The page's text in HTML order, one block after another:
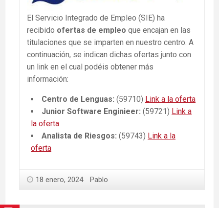
El Servicio Integrado de Empleo (SIE) ha
recibido ofertas de empleo que encajan en las
titulaciones que se imparten en nuestro centro. A
continuación, se indican dichas ofertas junto con
un link en el cual podéis obtener más
información:
Centro de Lenguas: (59710) Link a la oferta
Junior Software Enginieer: (59721) Link a
la oferta
Analista de Riesgos: (59743) Link a la
oferta
18 enero, 2024 Pablo